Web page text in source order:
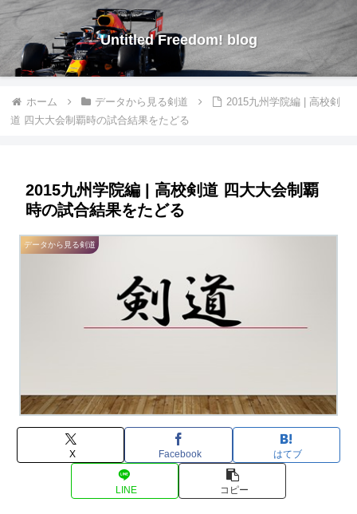
Untitled Freedom! blog
ホーム データから見る剣道
2015九州学院編 | 高校剣
道 四大大会制覇時の試合結果をたどる
2015九州学院編 | 高校剣道 四大大会制覇
時の試合結果をたどる
データから見る剣道
X Facebook はてブ
LINE コピー